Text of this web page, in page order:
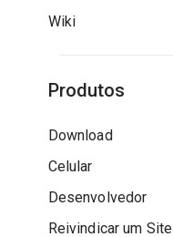
Wiki
Produtos
Download
Celular
Desenvolvedor
Reivindicar um Site